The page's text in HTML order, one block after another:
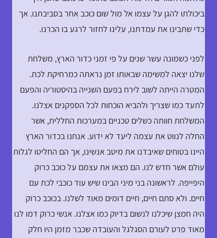
ביכולתו להגן על עצמו אל מול שום כוכב אחר בסביבתנו. אך
כדי שתבינו את עמדתנו, עלינו לחזור לרגע בו הכרנו.
לפני כשמונה עשר שנים על פי זמני כדור הארץ, משלחת
שלנו יצאה למשימה שבאותו זמן נראתה כמרחיקת לכת.
המטרה הייתה לשוב לירח בפעם השנייה בהיסטוריה והפעם
לתעד כמו שצריך ולהביא הוכחות לכל הספקנים אצלנו.
המשלחת חוותה כשלים טכניים במערכות החללית, אשר
החלה לנווט את עצמה ליעד לא ידוע. אנחנו בכדור הארץ
היינו בטוחים שאיבדנו את מיטב אנשינו, אך הם החליטו לגלות
עולם אשר חדש לנו. הם מצאו את עצמם על כוכב כרוק
היפייפה. לראשונה בני מיני הבינו שיש עוד כוכבי לכת עם
חיים. ולא סתם חיים, חיים דומים מאוד לשלנו. בכוכב כרוק
היה חמצן שיכלנו לנשום בדיוק כמו אצלנו. אנשי כרוק דמו לנו
מאוד פרט לעורם הסגלגל והעובדה שכבר מזמן היו חלק